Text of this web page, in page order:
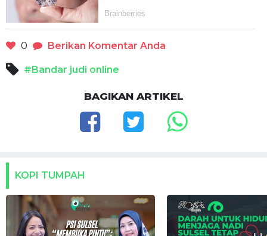
0 Berikan Komentar Anda
#Bandar judi online
BAGIKAN ARTIKEL
KOPI TUMPAH